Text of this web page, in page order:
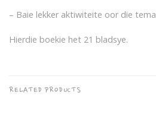
– Baie lekker aktiwiteite oor die tema
Hierdie boekie het 21 bladsye.
RELATED PRODUCTS